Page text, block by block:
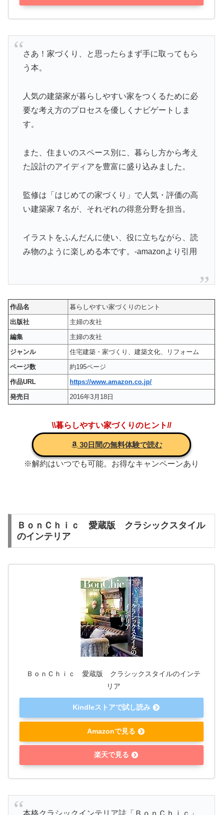
さあ！家づくり、と思ったらまず手に取ってもら
う本。
人気の建築家が暮らしやすい家をつくるために必
要な考え方のプロセスを優しくナビゲートしま
す。
また、住まいのスペース別に、暮らし方から考え
た設計のアイディアを豊富に盛り込みました。
監修は「はじめての家づくり」で人気・評価の高
い建築家７名が、それぞれの得意分野を担当。
イラストをふんだんに使い、役に立ちながら、読
み物のように楽しめる本です。-amazonより引用
作品名
暮らしやすい家づくりのヒント
出版社
主婦の友社
編集
主婦の友社
ジャンル
住宅建築・家づくり、建築文化、リフォーム
ページ数
約195ページ
作品URL
https://www.amazon.co.jp/
発売日
2016年3月18日
\\暮らしやすい家づくりのヒント//
30日間の無料体験で読む
※解約はいつでも可能。お得なキャンペーンあり
ＢｏｎＣｈｉｃ 愛蔵版 クラシックスタイル
のインテリア
ＢｏｎＣｈｉｃ 愛蔵版 クラシックスタイルのインテ
リア
Kindleストアで試し読み
Amazonで見る
楽天で見る